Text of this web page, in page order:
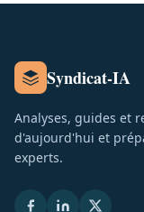
Syndicat-IA
Analyses, guides et
d'aujourd'hui et
experts.